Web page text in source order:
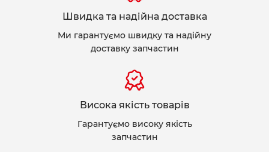
Швидка та надійна доставка
Ми гарантуємо швидку та надійну
доставку запчастин
Висока якість товарів
Гарантуємо високу якість
запчастин